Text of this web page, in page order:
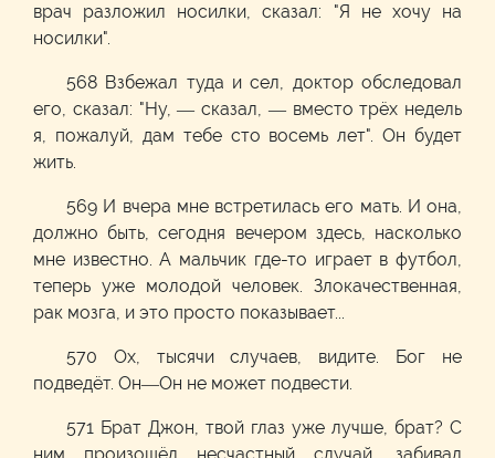
врач разложил носилки, сказал: "Я не хочу на
носилки".
568 Взбежал туда и сел, доктор обследовал
его, сказал: "Ну, — сказал, — вместо трёх недель
я, пожалуй, дам тебе сто восемь лет". Он будет
жить.
569 И вчера мне встретилась его мать. И она,
должно быть, сегодня вечером здесь, насколько
мне известно. А мальчик где-то играет в футбол,
теперь уже молодой человек. Злокачественная,
рак мозга, и это просто показывает...
570 Ох, тысячи случаев, видите. Бог не
подведёт. Он—Он не может подвести.
571 Брат Джон, твой глаз уже лучше, брат? С